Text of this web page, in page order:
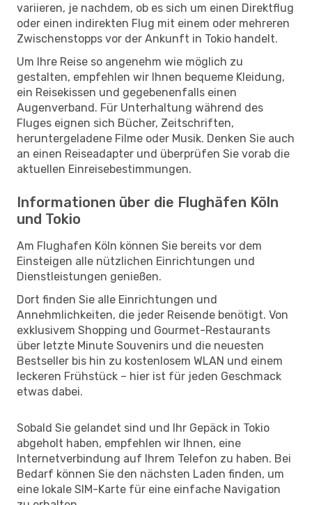
variieren, je nachdem, ob es sich um einen Direktflug
oder einen indirekten Flug mit einem oder mehreren
Zwischenstopps vor der Ankunft in Tokio handelt.
Um Ihre Reise so angenehm wie möglich zu
gestalten, empfehlen wir Ihnen bequeme Kleidung,
ein Reisekissen und gegebenenfalls einen
Augenverband. Für Unterhaltung während des
Fluges eignen sich Bücher, Zeitschriften,
heruntergeladene Filme oder Musik. Denken Sie auch
an einen Reiseadapter und überprüfen Sie vorab die
aktuellen Einreisebestimmungen.
Informationen über die Flughäfen Köln
und Tokio
Am Flughafen Köln können Sie bereits vor dem
Einsteigen alle nützlichen Einrichtungen und
Dienstleistungen genießen.
Dort finden Sie alle Einrichtungen und
Annehmlichkeiten, die jeder Reisende benötigt. Von
exklusivem Shopping und Gourmet-Restaurants
über letzte Minute Souvenirs und die neuesten
Bestseller bis hin zu kostenlosem WLAN und einem
leckeren Frühstück – hier ist für jeden Geschmack
etwas dabei.
Sobald Sie gelandet sind und Ihr Gepäck in Tokio
abgeholt haben, empfehlen wir Ihnen, eine
Internetverbindung auf Ihrem Telefon zu haben. Bei
Bedarf können Sie den nächsten Laden finden, um
eine lokale SIM-Karte für eine einfache Navigation